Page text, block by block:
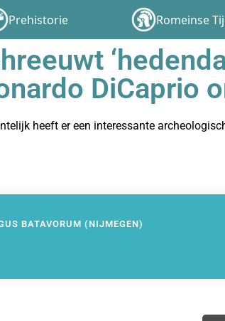
Prehistorie Romeinse
DiCaprio
heeft er een interessante
BATAVORUM (NIJMEGEN)